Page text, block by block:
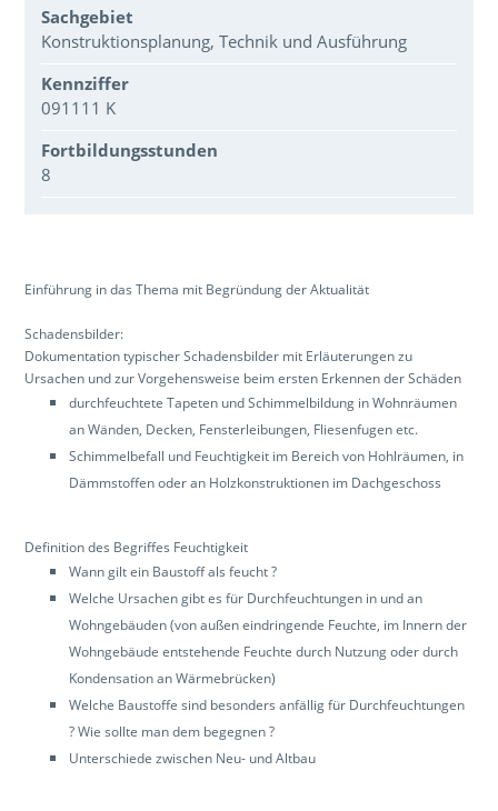
Sachgebiet
Konstruktionsplanung, Technik und Ausführung
Kennziffer
091111 K
Fortbildungsstunden
8
Einführung in das Thema mit Begründung der Aktualität
Schadensbilder:
Dokumentation typischer Schadensbilder mit Erläuterungen zu
Ursachen und zur Vorgehensweise beim ersten Erkennen der Schäden
durchfeuchtete Tapeten und Schimmelbildung in Wohnräumen
an Wänden, Decken, Fensterleibungen, Fliesenfugen etc.
Schimmelbefall und Feuchtigkeit im Bereich von Hohlräumen, in
Dämmstoffen oder an Holzkonstruktionen im Dachgeschoss
Definition des Begriffes Feuchtigkeit
Wann gilt ein Baustoff als feucht ?
Welche Ursachen gibt es für Durchfeuchtungen in und an
Wohngebäuden (von außen eindringende Feuchte, im Innern der
Wohngebäude entstehende Feuchte durch Nutzung oder durch
Kondensation an Wärmebrücken)
Welche Baustoffe sind besonders anfällig für Durchfeuchtungen
? Wie sollte man dem begegnen ?
Unterschiede zwischen Neu- und Altbau